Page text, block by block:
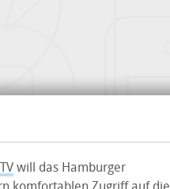
will das Hamburger